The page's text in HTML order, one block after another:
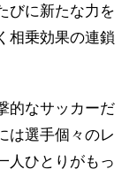
びに新たな力を
相乗効果の連鎖
的なサッカーだ
は選手個々のレ
人ひとりがもっ